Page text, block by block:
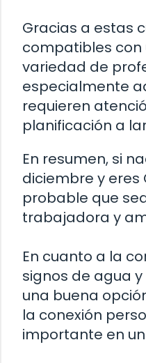
Gracias a estas
compatibles con
variedad de
especialmente
requieren
planificación a
En resumen, si
diciembre y eres
probable que
trabajadora y
En cuanto a la
signos de agua
una buena
la conexión
importante en